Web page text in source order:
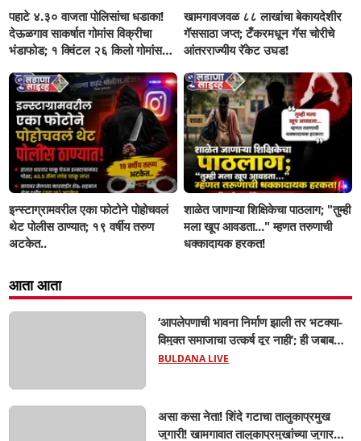
पहाटे ४.३० वाजता पोलिसांचा धडाका!
देऊळगाव साकर्षात गोमांस विक्रीचा
भंडाफोड; १ क्विंटल २६ किलो गोमांस
खामगावजवळ ८८ लाखांचा बेकायदेशीर
गॅससाठा जप्त; टँकरमधून गॅस चोरीचे
आंतरराज्यीय रॅकेट उघड!
इन्स्टाग्रामवरील एका फोटोने पोहोचवलं
थेट पोलीस ठाण्यात; १९ वर्षीय तरुण
अटकेत..
शाळेत जाणाऱ्या शिक्षिकेचा पाठलाग; "तुम्ही
मला खूप आवडता..." म्हणत तरुणाची
धक्कादायक हरकत!
आता आता
‘आपलेपणाची भावना निर्माण झाली तर भटक्या-
विमुक्त समाजाचा उत्कर्ष दूर नाही’; ही जबाबदारी
केवळ सरकारची नाही,आपल्या सर्वांची !
BULDANA LIVE
असा कसा नेता! शिंदे गटाचा तालुकाप्रमुख
जुगारी! खामगावात तालुकाप्रमुखांच्या जुगार